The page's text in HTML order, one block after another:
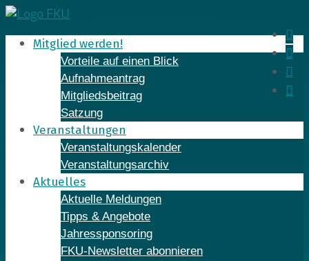
Skip
to
contentMitglied werden!
Vorteile auf einen Blick
Aufnahmeantrag
Mitgliedsbeitrag
Satzung
Veranstaltungen
Veranstaltungskalender
Veranstaltungsarchiv
Aktuelles
Aktuelle Meldungen
Tipps & Angebote
Jahressponsoring
FKU-Newsletter abonnieren